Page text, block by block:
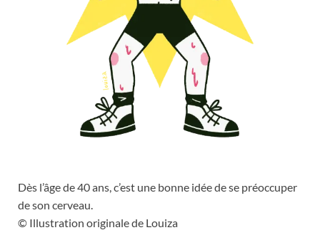
Dès l’âge de 40 ans, c’est une bonne idée de se préoccuper
de son cerveau.
© Illustration originale de Louiza